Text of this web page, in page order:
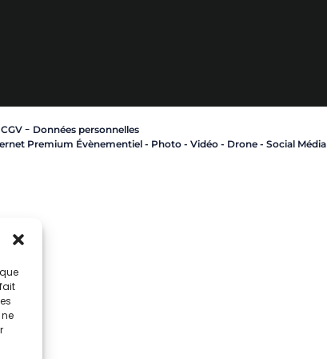
CGV- Données personnelles
Premium Évènementiel - Photo - Vidéo - Drone - Social Média